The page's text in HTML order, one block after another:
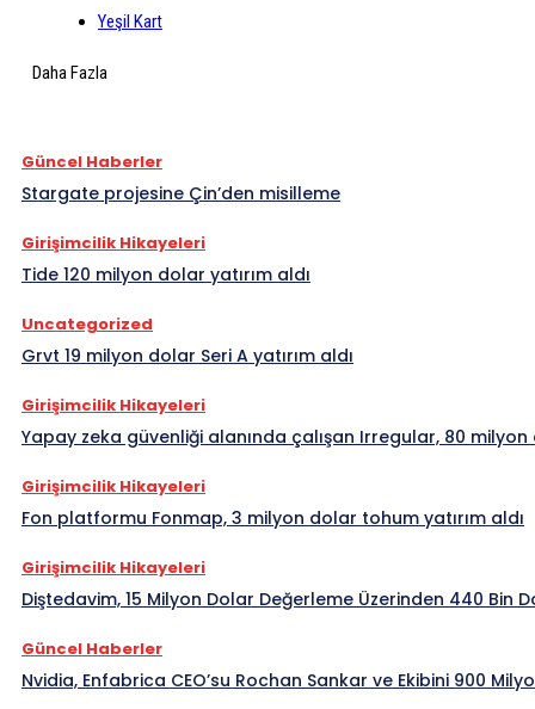
Yeşil Kart
Daha Fazla
Güncel Haberler
Stargate projesine Çin’den misilleme
Girişimcilik Hikayeleri
Tide 120 milyon dolar yatırım aldı
Uncategorized
Grvt 19 milyon dolar Seri A yatırım aldı
Girişimcilik Hikayeleri
Yapay zeka güvenliği alanında çalışan Irregular, 80 milyon
Girişimcilik Hikayeleri
Fon platformu Fonmap, 3 milyon dolar tohum yatırım aldı
Girişimcilik Hikayeleri
Diştedavim, 15 Milyon Dolar Değerleme Üzerinden 440 Bin
Güncel Haberler
Nvidia, Enfabrica CEO’su Rochan Sankar ve Ekibini 900